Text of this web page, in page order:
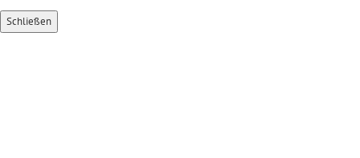
Schließen